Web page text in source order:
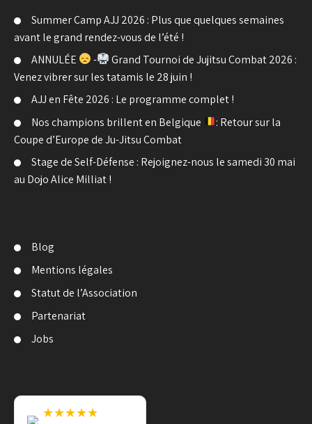
Summer Camp AJJ 2026 : Plus que quelques semaines
avant le grand rendez-vous de l’été !
ANNULÉE
-
Grand Tournoi de Jujitsu Combat 2026 :
Venez vibrer sur les tatamis le 28 juin !
AJJ en Fête 2026 : Le programme complet !
Nos champions brillent en Belgique
: Retour sur la
Coupe d’Europe de Ju-Jitsu Combat
Stage de Self-Défense : Rejoignez-nous le samedi 30 mai
au Dojo Alice Milliat !
Blog
Mentions légales
Statut de l’Association
Partenariat
Jobs
★★★★★